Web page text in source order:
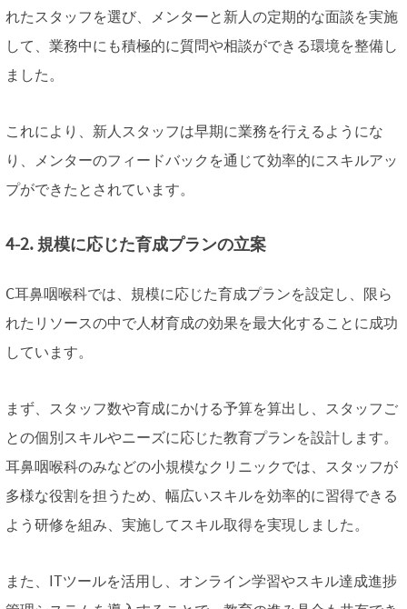
れたスタッフを選び、メンターと新人の定期的な面談を実施
して、業務中にも積極的に質問や相談ができる環境を整備し
ました。
これにより、新人スタッフは早期に業務を行えるようにな
り、メンターのフィードバックを通じて効率的にスキルアッ
プができたとされています。
4-2. 規模に応じた育成プランの立案
C耳鼻咽喉科では、規模に応じた育成プランを設定し、限ら
れたリソースの中で人材育成の効果を最大化することに成功
しています。
まず、スタッフ数や育成にかける予算を算出し、スタッフご
との個別スキルやニーズに応じた教育プランを設計します。
耳鼻咽喉科のみなどの小規模なクリニックでは、スタッフが
多様な役割を担うため、幅広いスキルを効率的に習得できる
よう研修を組み、実施してスキル取得を実現しました。
また、ITツールを活用し、オンライン学習やスキル達成進捗